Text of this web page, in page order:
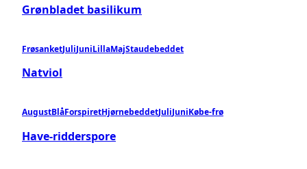
Grønbladet basilikum
FrøsanketJuliJuniLillaMajStaudebeddet
Natviol
AugustBlåForspiretHjørnebeddetJuliJuniKøbe-frø
Have-ridderspore